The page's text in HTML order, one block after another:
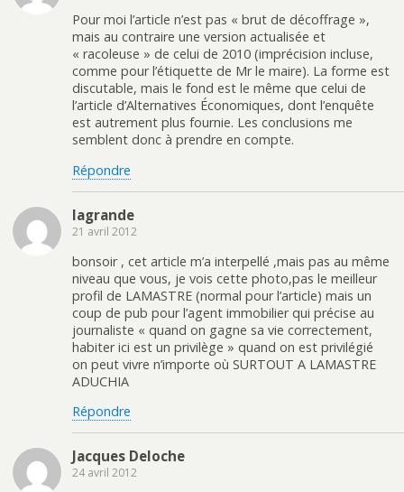
Pour moi l’article n’est pas « brut de décoffrage »,
mais au contraire une version actualisée et
« racoleuse » de celui de 2010 (imprécision incluse,
comme pour l’étiquette de Mr le maire). La forme est
discutable, mais le fond est le même que celui de
l’article d’Alternatives Économiques, dont l’enquête
est autrement plus fournie. Les conclusions me
semblent donc à prendre en compte.
Répondre
lagrande
21 avril 2012
bonsoir , cet article m’a interpellé ,mais pas au même
niveau que vous, je vois cette photo,pas le meilleur
profil de LAMASTRE (normal pour l’article) mais un
coup de pub pour l’agent immobilier qui précise au
journaliste « quand on gagne sa vie correctement,
habiter ici est un privilège » quand on est privilégié
on peut vivre n’importe où SURTOUT A LAMASTRE
ADUCHIA
Répondre
Jacques Deloche
24 avril 2012